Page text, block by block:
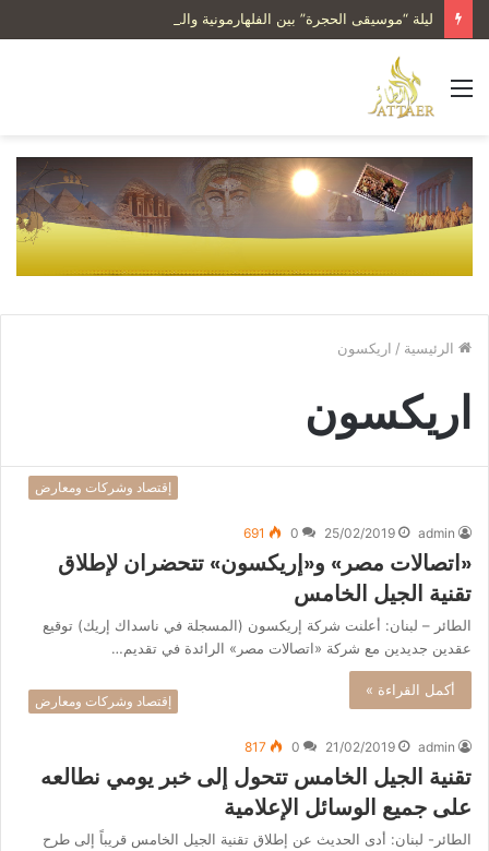
ليلة “موسيقى الحجرة” بين الفلهارمونية والشباب
القائمة
الرئيسية / اريكسون
اريكسون
إقتصاد وشركات ومعارض
admin
25/02/2019
0
691
«اتصالات مصر» و«إريكسون» تتحضران لإطلاق
تقنية الجيل الخامس
الطائر – لبنان: أعلنت شركة إريكسون (المسجلة في ناسداك إريك) توقيع
عقدين جديدين مع شركة «اتصالات مصر» الرائدة في تقديم…
أكمل القراءة »
إقتصاد وشركات ومعارض
admin
21/02/2019
0
817
تقنية الجيل الخامس تتحول إلى خبر يومي نطالعه
على جميع الوسائل الإعلامية
الطائر- لبنان: أدى الحديث عن إطلاق تقنية الجيل الخامس قريباً إلى طرح